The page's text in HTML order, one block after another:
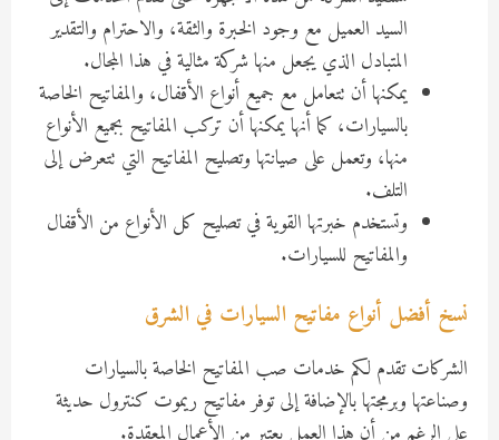
السيد العميل مع وجود الخبرة والثقة، والاحترام والتقدير
المتبادل الذي يجعل منها شركة مثالية في هذا المجال.
يمكنها أن تتعامل مع جميع أنواع الأقفال، والمفاتيح الخاصة
بالسيارات، كما أنها يمكنها أن تركب المفاتيح بجميع الأنواع
منها، وتعمل على صيانتها وتصليح المفاتيح التي تتعرض إلى
التلف.
وتستخدم خبرتها القوية في تصليح كل الأنواع من الأقفال
والمفاتيح للسيارات.
نسخ أفضل أنواع مفاتيح السيارات في الشرق
الشركات تقدم لكم خدمات صب المفاتيح الخاصة بالسيارات
وصناعتها وبرمجتها بالإضافة إلى توفر مفاتيح ريموت كنترول حديثة